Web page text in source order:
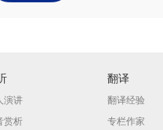
演讲
赏析
翻译
翻译经验
专栏作家